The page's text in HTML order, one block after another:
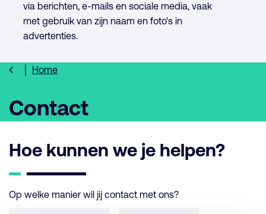
via berichten, e-mails en sociale media, vaak
met gebruik van zijn naam en foto's in
advertenties.
Home
Contact
Hoe kunnen we je helpen?
Op welke manier wil jij contact met ons?